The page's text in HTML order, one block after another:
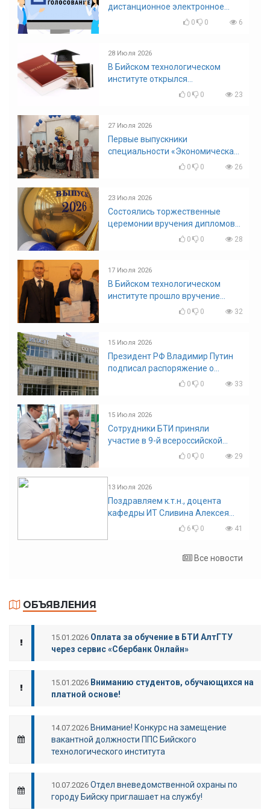
дистанционное электронное
голосование на выборы!
0 0 6
28 Июля 2026
В Бийском технологическом
институте открылся
диссертационный совет!
0 0 23
27 Июля 2026
Первые выпускники
специальности «Экономическая
0 0 26
23 Июля 2026
Состоялись торжественные
церемонии вручения дипломов
0 0 28
17 Июля 2026
В Бийском технологическом
институте прошло вручение
0 0 32
15 Июля 2026
Президент РФ Владимир Путин
подписал распоряжение о
поощрении граждан и трудовых
0 0 33
15 Июля 2026
Сотрудники БТИ приняли
участие в 9-й всероссийской
конференции по задачам со
0 0 29
13 Июля 2026
Поздравляем к.т.н., доцента
кафедры ИТ Сливина Алексея
Николаевича с юбилеем!
6 0 41
Все новости
ОБЪЯВЛЕНИЯ
15.01.2026 Оплата за обучение в БТИ АлтГТУ
через сервис «Сбербанк Онлайн»
15.01.2026 Вниманию студентов, обучающихся на
платной основе!
14.07.2026 Внимание! Конкурс на замещение
вакантной должности ППС Бийского
технологического института
10.07.2026 Отдел вневедомственной охраны по
городу Бийску приглашает на службу!